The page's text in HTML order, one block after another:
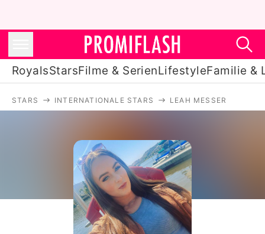
RoyalsStarsFilme & SerienLifestyleFamilie &
Filme & Serien
Lifestyle
Familie & Liebe
STARS INTERNATIONALE STARS LEAH MESSER